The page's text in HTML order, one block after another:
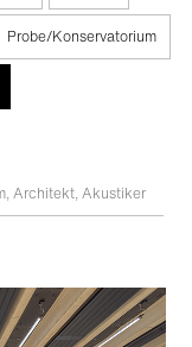
Probe/Konservatorium